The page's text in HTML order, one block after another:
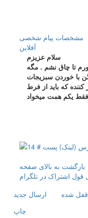
مشخصات پیام شخصی
آفلاين
سلام عزیزم
تا چاق نشم . مگه
با خوردن سبزیجات
که باید از فرط
بازگشت به بالای صفحه
قول اشتراک در تلگرام
ارسال جديد
قفل شده
چاپ